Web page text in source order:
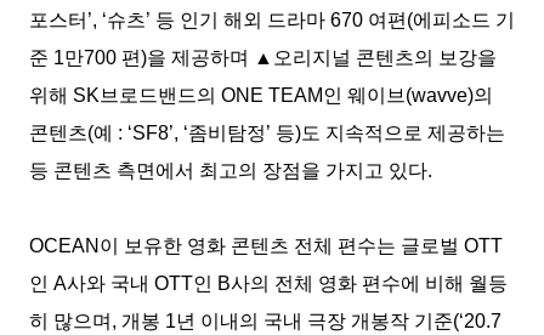
포스터 ’, ‘슈츠’ 등 인기 해외 드라마 670 여편 (에피소드 기
준 1만700 편)을 제공하며 ▲ 오리지널 콘텐츠의 보강을
위해 SK 브로드밴드의 ONE TEAM인 웨이브 (wavve)의
콘텐츠(예 : ‘SF8’, ‘좀비탐정’ 등)도 지속적으로 제공하는
등 콘텐츠 측면에서 최고의 장점을 가지고 있다.
OCEAN 이 보유한 영화 콘텐츠 전체 편수는 글로벌 OTT
인 A사와 국내 OTT인 B사의 전체 영화 편수에 비해 월등
히 많으며 , 개봉 1년 이내의 국내 극장 개봉작 기준(‘20.7